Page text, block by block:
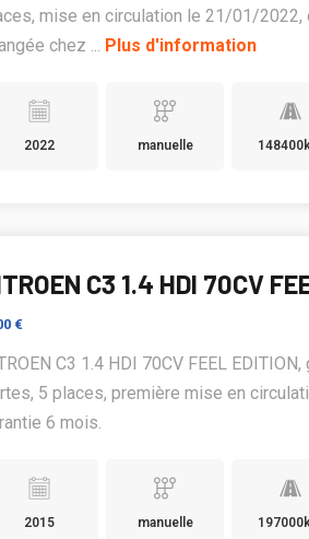
mise en circulation le 21/01/2022,
chez ... Plus d'information
2022 manuelle
C3 1.4 HDI 70CV
€
C3 1.4 HDI 70CV FEEL
5 places, première mise en
6 mois.
2015 manuelle